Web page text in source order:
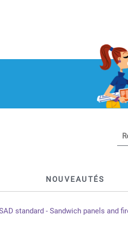
NOUVEAUTÉS
standard - Sandwich panels and